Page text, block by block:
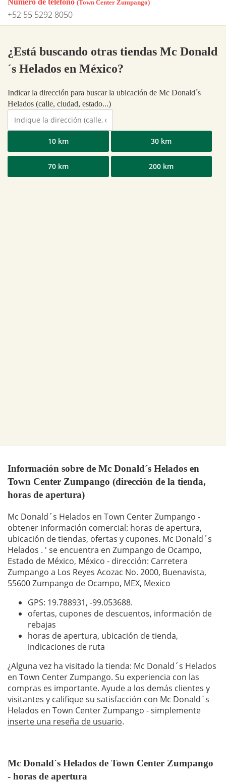
(Town Center Zumpango)
+52 55 5292 8050
¿Está buscando otras tiendas Mc Donald
´s Helados en México?
Indicar la dirección para buscar la ubicación de Mc Donald´s
Helados (calle, ciudad, estado...)
10 km 30 km
70 km 200 km
Información sobre de Mc Donald´s Helados en
Town Center Zumpango (dirección de la tienda,
horas de apertura)
Mc Donald´s Helados en Town Center Zumpango -
obtener información comercial: horas de apertura,
ubicación de tiendas, ofertas y cupones. Mc Donald´s
Helados . ' se encuentra en Zumpango de Ocampo,
Estado de México, México - dirección: Carretera
Zumpango a Los Reyes Acozac No. 2000, Buenavista,
55600 Zumpango de Ocampo, MEX, Mexico
GPS: 19.788931, -99.053688.
ofertas, cupones de descuentos, información de
rebajas
horas de apertura, ubicación de tienda,
indicaciones de ruta
¿Alguna vez ha visitado la tienda: Mc Donald´s Helados
en Town Center Zumpango. Su experiencia con las
compras es importante. Ayude a los demás clientes y
visitantes y califique su satisfacción con Mc Donald´s
Helados en Town Center Zumpango - simplemente
inserte una reseña de usuario.
Mc Donald´s Helados de Town Center Zumpango
- horas de apertura